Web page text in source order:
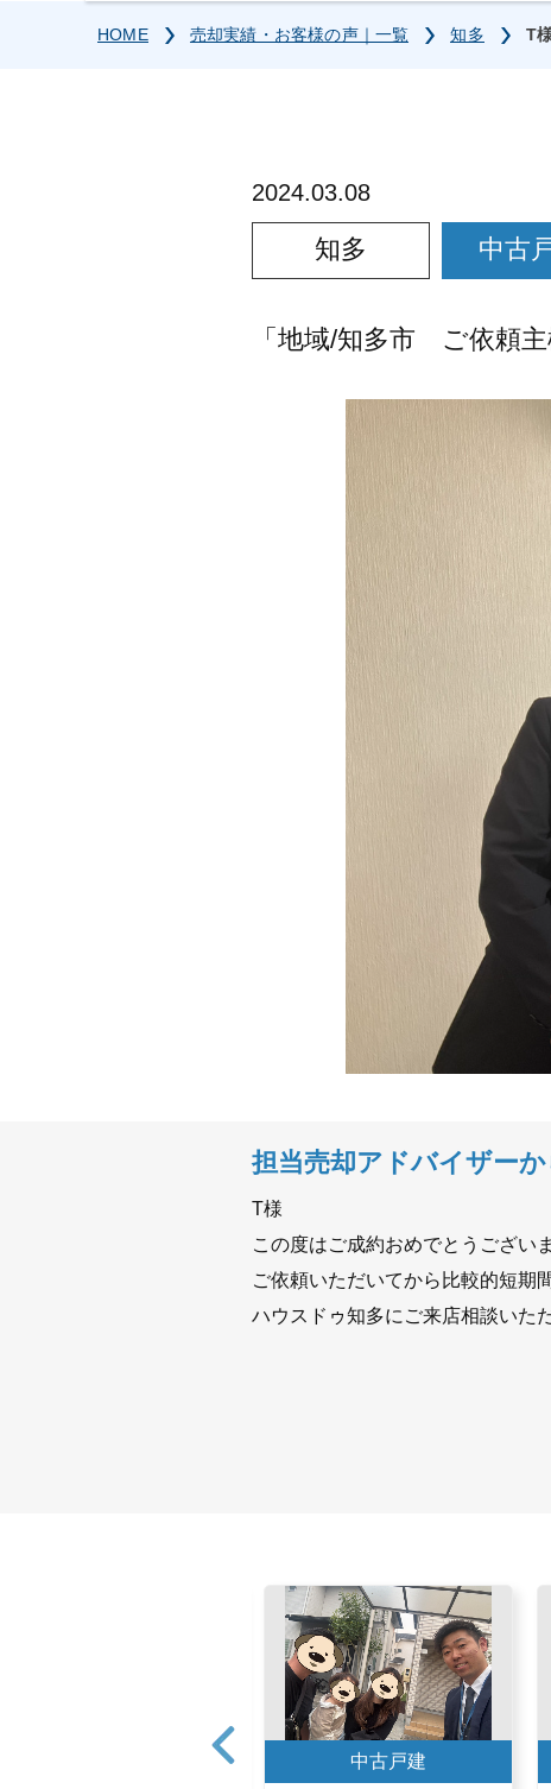
HOME 売却実績・お客様の声｜一覧 知多 T
2024.03.08
知多 中古
「地域/知多市 ご依頼
担当売却アドバイザー
T様
この度はご成約おめでとうございま
ご依頼いただいてから比較的短期
ハウスドゥ知多にご来店相談いた
中古戸建